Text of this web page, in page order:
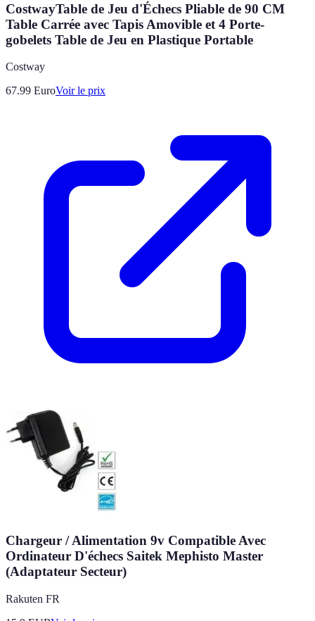
CostwayTable de Jeu d'Échecs Pliable de 90 CM
Table Carrée avec Tapis Amovible et 4 Porte-
gobelets Table de Jeu en Plastique Portable
Costway
67.99 EuroVoir le prix
Chargeur / Alimentation 9v Compatible Avec
Ordinateur D'échecs Saitek Mephisto Master
(Adaptateur Secteur)
Rakuten FR